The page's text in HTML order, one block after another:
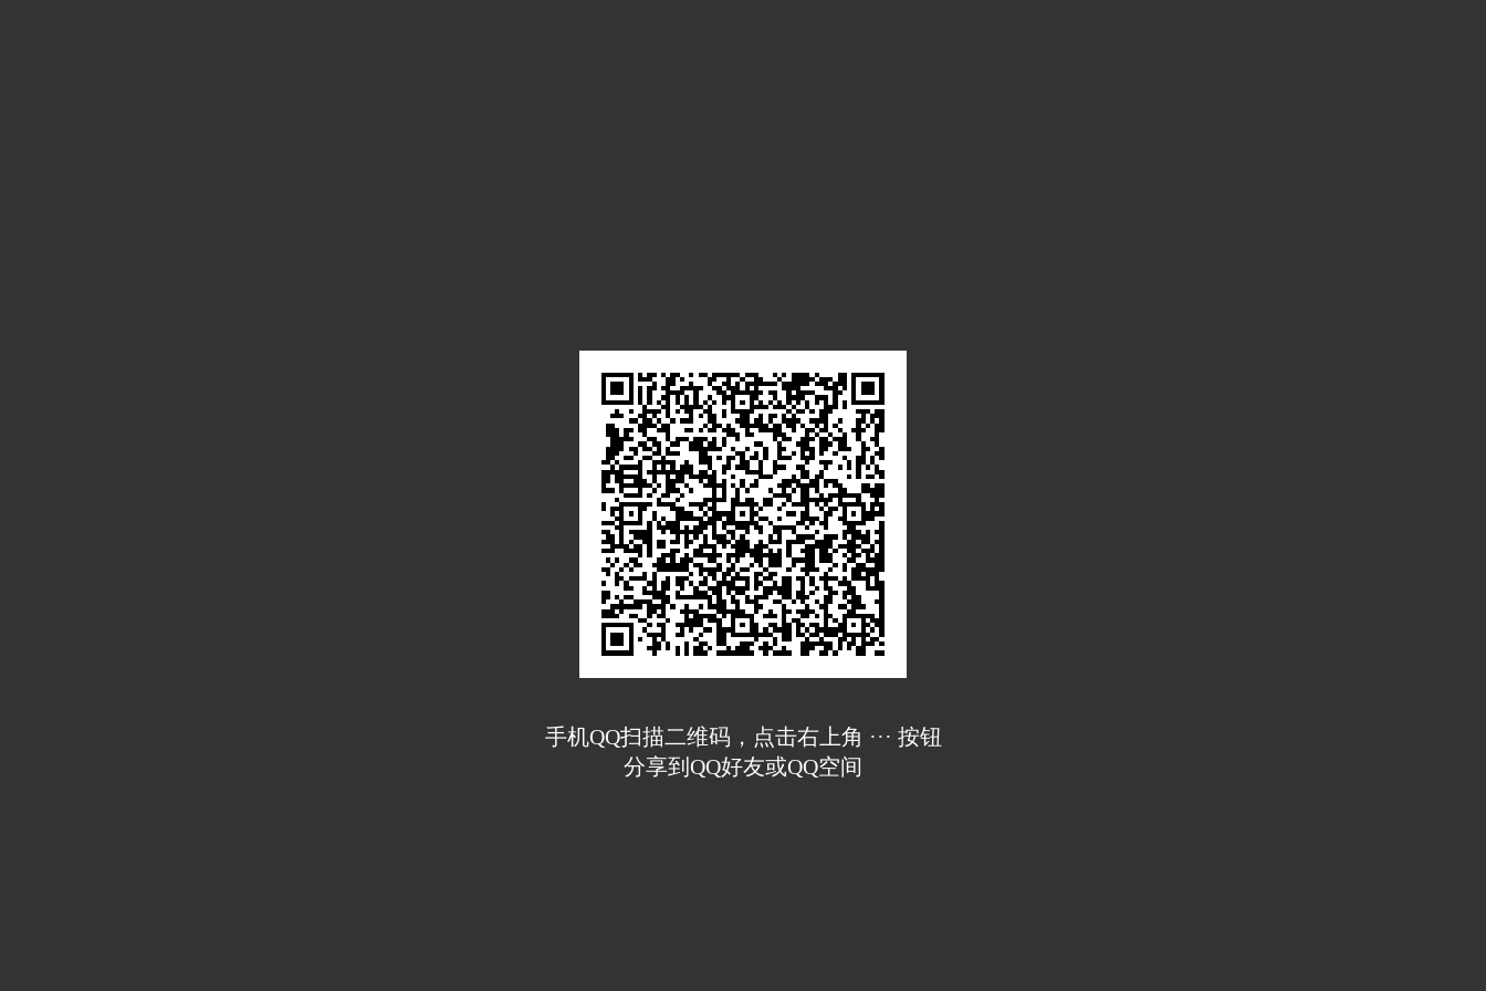
手机QQ扫描二维码，点击右上角 ··· 按钮
分享到QQ好友或QQ空间